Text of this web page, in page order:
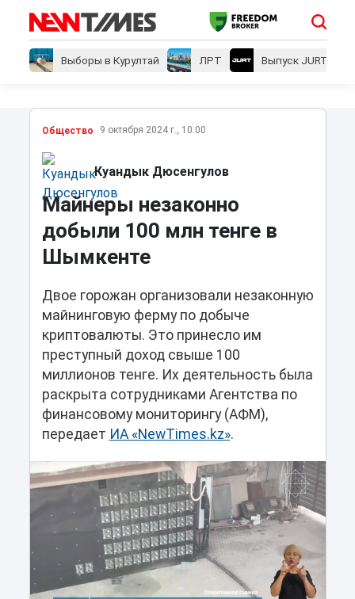
Выборы в Курултай ЛРТ Выпуск JURT
Общество 9 октября 2024 г., 10:00
Куандык Дюсенгулов
Майнеры незаконно
добыли 100 млн тенге в
Шымкенте
Двое горожан организовали незаконную
майнинговую ферму по добыче
криптовалюты. Это принесло им
преступный доход свыше 100
миллионов тенге. Их деятельность была
раскрыта сотрудниками Агентства по
финансовому мониторингу (АФМ),
передает ИА «NewTimes.kz».